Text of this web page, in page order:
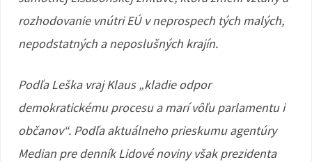
rozhodovanie vnútri EÚ v neprospech tých malých,
nepodstatných a neposlušných krajín.
Podľa Leška vraj Klaus „kladie odpor
demokratickému procesu a marí vôľu parlamentu i
občanov“. Podľa aktuálneho prieskumu agentúry
Median pre denník Lidové noviny však prezidenta